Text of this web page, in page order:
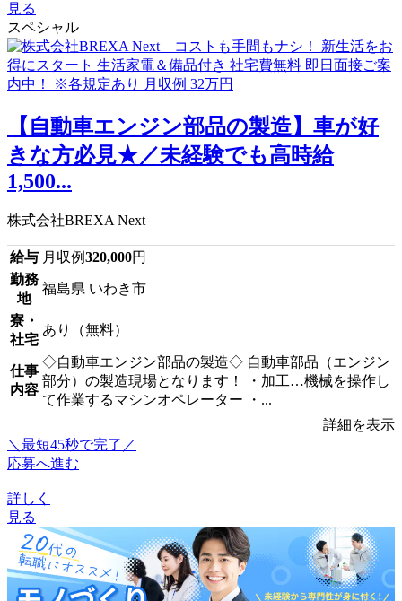
見る
スペシャル
【自動車エンジン部品の製造】車が好
きな方必見★／未経験でも高時給
1,500...
株式会社BREXA Next
給与 月収例320,000円
勤務
地
福島県 いわき市
寮・
社宅
あり（無料）
仕事
内容
◇自動車エンジン部品の製造◇ 自動車部品（エンジン
部分）の製造現場となります！ ・加工…機械を操作し
て作業するマシンオペレーター ・...
詳細を表示
＼最短45秒で完了／
応募へ進む
詳しく
見る